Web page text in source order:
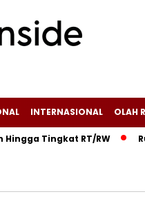
INTERNASIONAL OLAH
Tingkat RT/RW‎